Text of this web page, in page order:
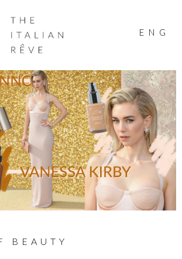
ITALIAN
RÊVE
ENG
BEAUTY